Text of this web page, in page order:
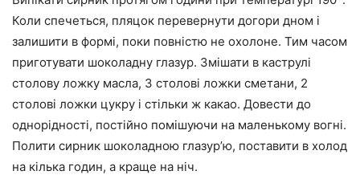
Коли спечеться, пляцок перевернути догори дном і
залишити в формі, поки повністю не охолоне. Тим часом
приготувати шоколадну глазур. Змішати в каструлі
столову ложку масла, 3 столові ложки сметани, 2
столові ложки цукру і стільки ж какао. Довести до
однорідності, постійно помішуючи на маленькому вогні.
Полити сирник шоколадною глазур’ю, поставити в холод
на кілька годин, а краще на ніч.